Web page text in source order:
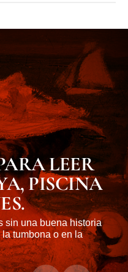
LEER
PISCINA
sin una buena historia
tumbona o en la